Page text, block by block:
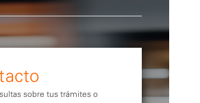
sobre tus trámites o